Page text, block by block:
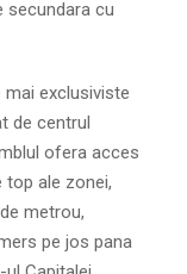
secundara cu
mai exclusiviste
de centrul
ofera acces
ale zonei,
metrou,
pe jos pana